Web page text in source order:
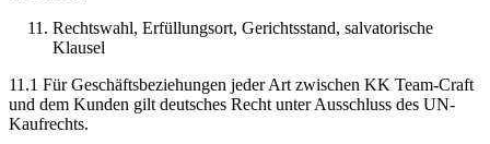
Rechtswahl, Erfüllungsort, Gerichtsstand, salvatorische
Klausel
11.1 Für Geschäftsbeziehungen jeder Art zwischen KK Team-Craft
und dem Kunden gilt deutsches Recht unter Ausschluss des UN-
Kaufrechts.